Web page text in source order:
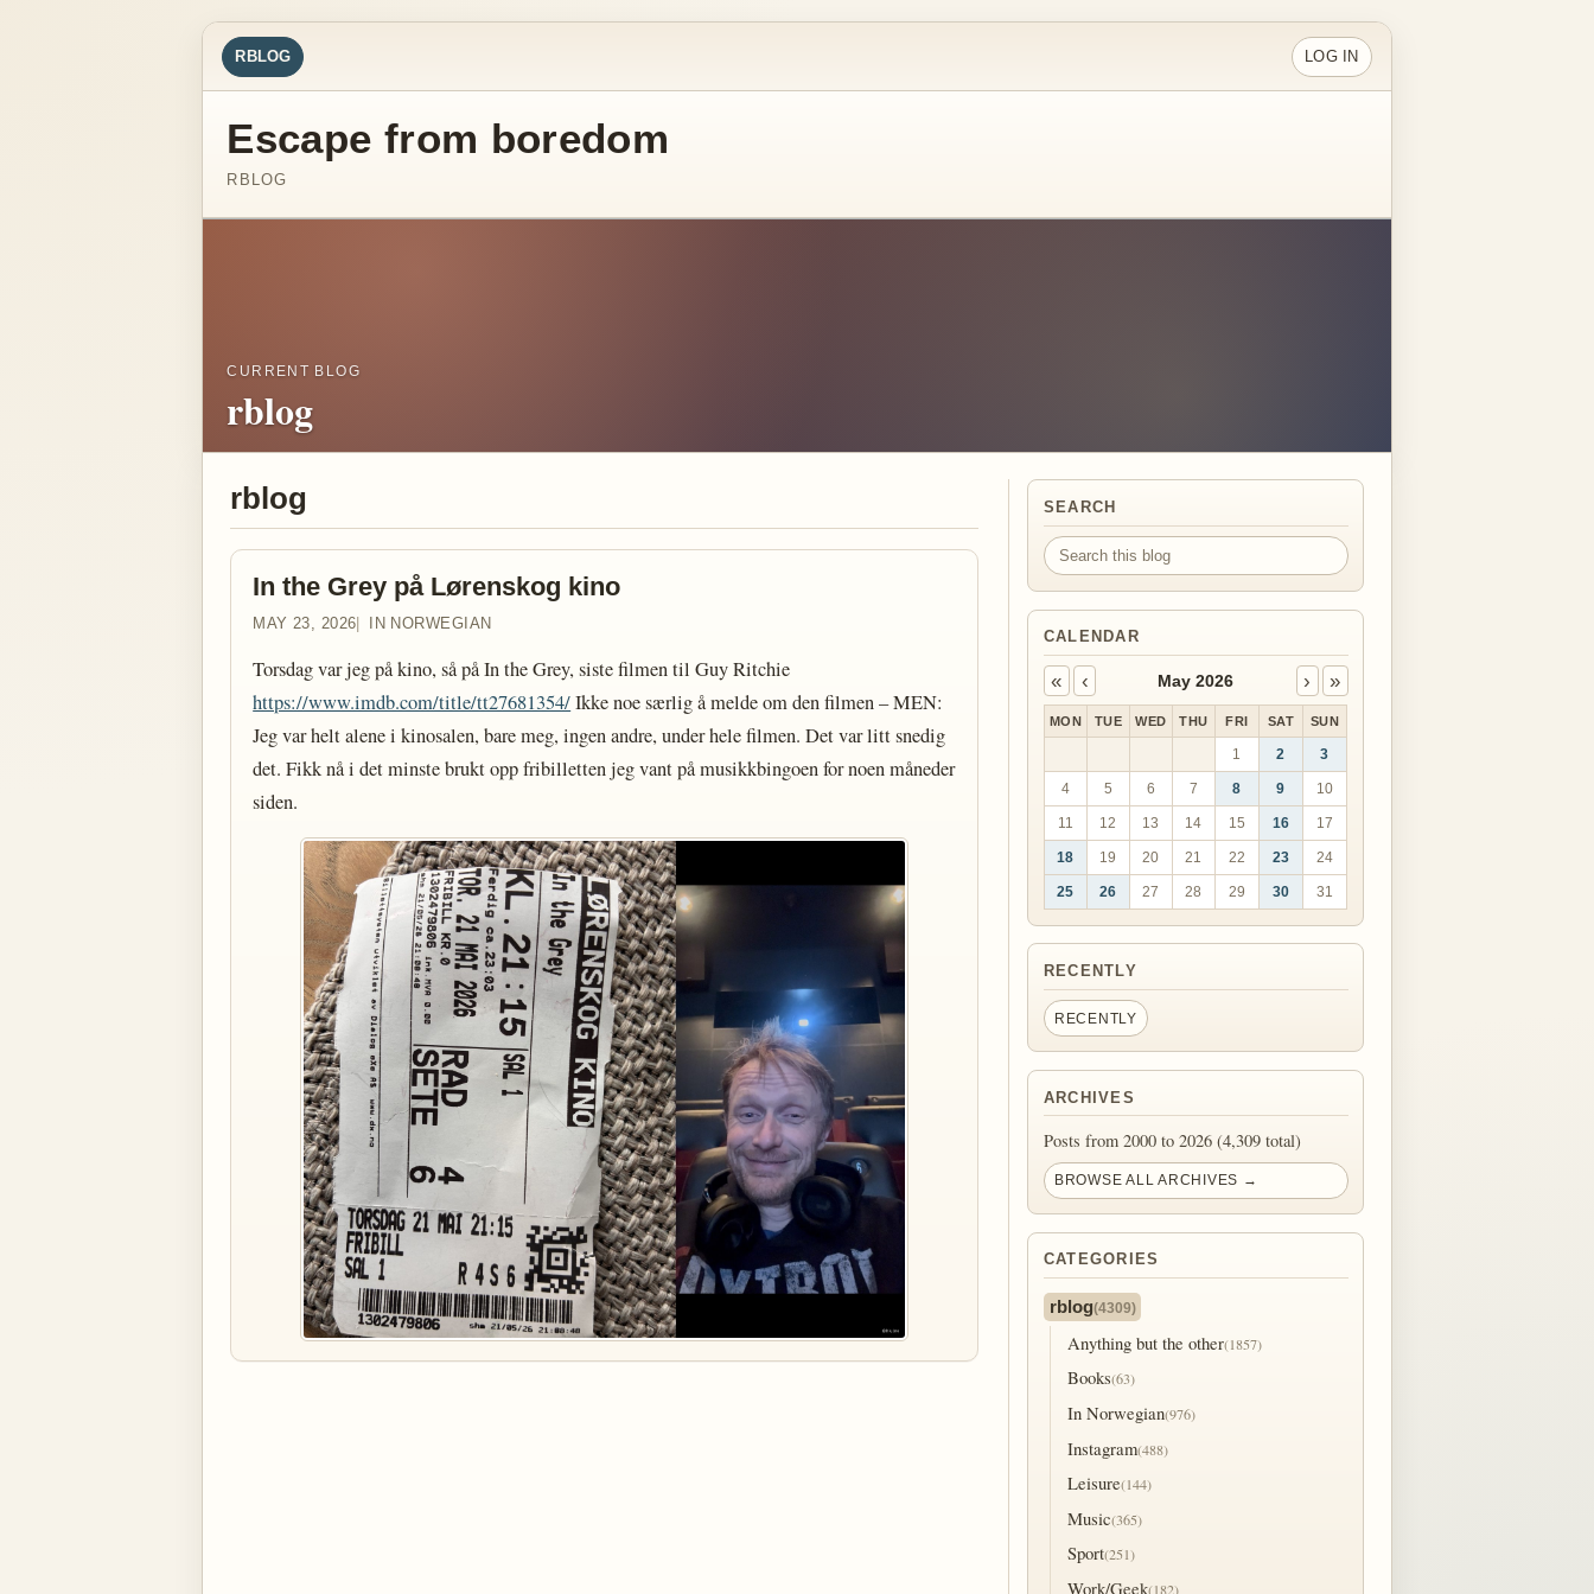
RBLOG LOG IN
Escape from boredom
RBLOG
CURRENT BLOG
rblog
rblog
In the Grey på Lørenskog kino
MAY 23, 2026 IN NORWEGIAN
Torsdag var jeg på kino, så på In the Grey, siste filmen til Guy Ritchie
https://www.imdb.com/title/tt27681354/Ikke noe særlig å melde om den filmen – MEN:
Jeg var helt alene i kinosalen, bare meg, ingen andre, under hele filmen. Det var litt snedig
det. Fikk nå i det minste brukt opp fribilletten jeg vant på musikkbingoen for noen måneder
siden.
SEARCH
Search this blog
CALENDAR
« ‹ May 2026 › »
MON TUE WED THU FRI SAT SUN
1 2 3
4 5 6 7 8 9 10
11 12 13 14 15 16 17
18 19 20 21 22 23 24
25 26 27 28 29 30 31
RECENTLY
RECENTLY
ARCHIVES
Posts from 2000 to 2026 (4,309 total)
BROWSE ALL ARCHIVES →
CATEGORIES
rblog(4309)
Anything but the other(1857)
Books(63)
In Norwegian(976)
Instagram(488)
Leisure(144)
Music(365)
Sport(251)
Work/Geek(182)